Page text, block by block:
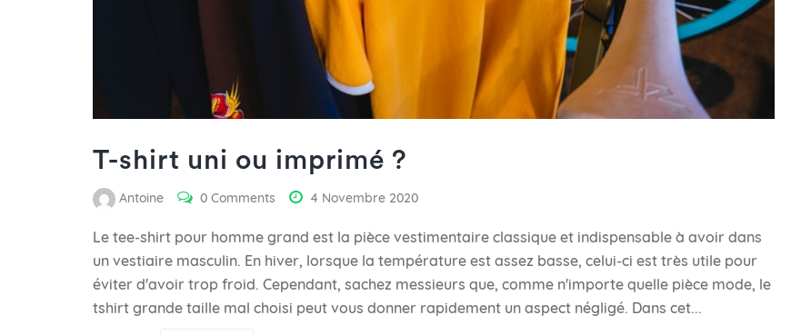
T-shirt uni ou imprimé ?
Antoine 0 Comments 4 Novembre 2020
Le tee-shirt pour homme grand est la pièce vestimentaire classique et indispensable à avoir dans
un vestiaire masculin. En hiver, lorsque la température est assez basse, celui-ci est très utile pour
éviter d'avoir trop froid. Cependant, sachez messieurs que, comme n'importe quelle pièce mode, le
tshirt grande taille mal choisi peut vous donner rapidement un aspect négligé. Dans cet...